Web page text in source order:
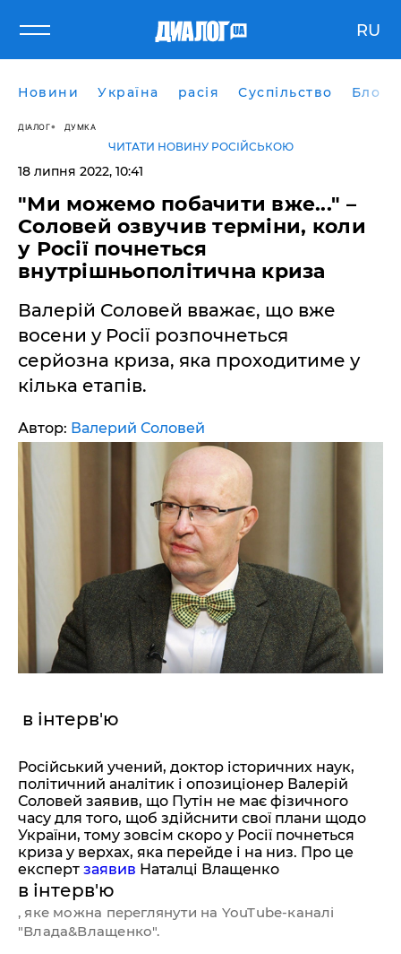
RU
Новини Україна расія Суспільство Блоги
ДІАЛОГ ДУМКА
ЧИТАТИ НОВИНУ РОСІЙСЬКОЮ
18 липня 2022, 10:41
"Ми можемо побачити вже..." –
Соловей озвучив терміни, коли
у Росії почнеться
внутрішньополітична криза
Валерій Соловей вважає, що вже
восени у Росії розпочнеться
серйозна криза, яка проходитиме у
кілька етапів.
Автор: Валерий Соловей
в інтерв'ю
Російський учений, доктор історичних наук,
політичний аналітик і опозиціонер Валерій
Соловей заявив, що Путін не має фізичного
часу для того, щоб здійснити свої плани щодо
України, тому зовсім скоро у Росії почнеться
криза у верхах, яка перейде і на низ. Про це
експерт заявив Наталці Влащенко
в інтерв'ю
, яке можна переглянути на YouTube-каналі
"Влада&Влащенко".